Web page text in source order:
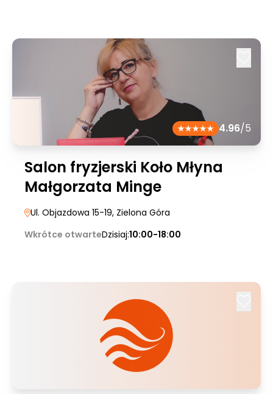
4.96/5
Salon fryzjerski Koło Młyna
Małgorzata Minge
Ul. Objazdowa 15-19, Zielona Góra
Wkrótce otwarteDzisiaj:10:00-18:00